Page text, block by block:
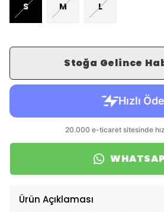
S M L
Stoğa Gelince
Ürün Açıklaması